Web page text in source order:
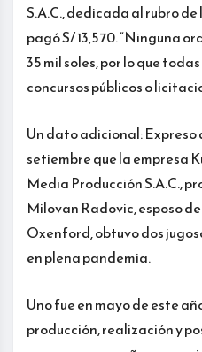
S.A.C., dedicada al rubro
pagó S/ 13,570. “Ninguna
35 mil soles, por lo que
concursos públicos o
Un dato adicional: Expreso
setiembre que la empresa
Media Producción S.A.C.,
Milovan Radovic, esposo
Oxenford, obtuvo dos
en plena pandemia.
Uno fue en mayo de este
producción, realización y